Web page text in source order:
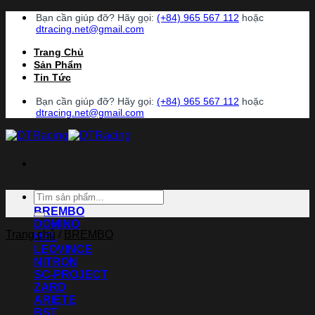
Chuyển
dung
Bạn cần giúp đỡ? Hãy gọi: (+84) 965 567 112 hoặc
dtracing.net@gmail.com
Trang Chủ
Sản Phẩm
Tin Tức
Bạn cần giúp đỡ? Hãy gọi: (+84) 965 567 112 hoặc
dtracing.net@gmail.com
ACCOSSATO
BREMBO
DOMINO
HEL
LEOVINCE
NITRON
SC-PROJECT
ZARD
ARIETE
BST
Tìm
kiếm:
Trang chủ / BREMBO